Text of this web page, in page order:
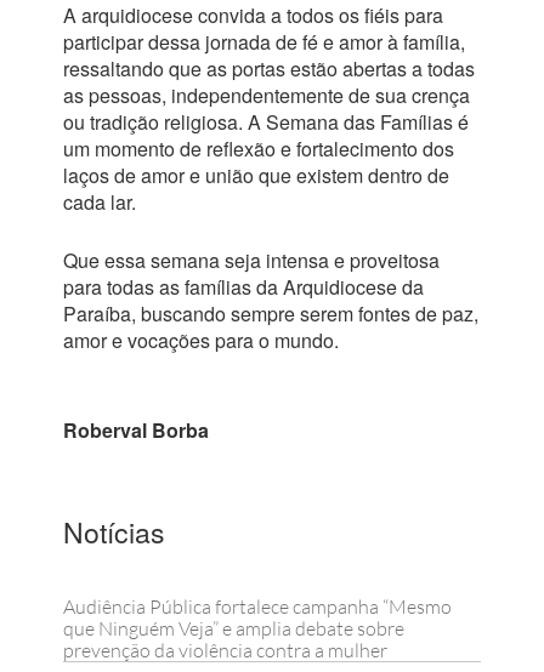
A arquidiocese convida a todos os fiéis para
participar dessa jornada de fé e amor à família,
ressaltando que as portas estão abertas a todas
as pessoas, independentemente de sua crença
ou tradição religiosa. A Semana das Famílias é
um momento de reflexão e fortalecimento dos
laços de amor e união que existem dentro de
cada lar.
Que essa semana seja intensa e proveitosa
para todas as famílias da Arquidiocese da
Paraíba, buscando sempre serem fontes de paz,
amor e vocações para o mundo.
Roberval Borba
Notícias
Audiência Pública fortalece campanha “Mesmo
que Ninguém Veja” e amplia debate sobre
prevenção da violência contra a mulher